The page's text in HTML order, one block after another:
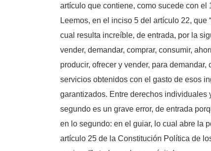
artículo que contiene, como sucede con
Leemos, en el inciso 5 del artículo 22,
cual resulta increíble, de entrada, por la
vender, demandar, comprar, consumir,
producir, ofrecer y vender, para
servicios obtenidos con el gasto de esos
garantizados. Entre derechos
segundo es un grave error, de entrada
en lo segundo: en el guiar, lo cual abre la
artículo 25 de la Constitución Política de